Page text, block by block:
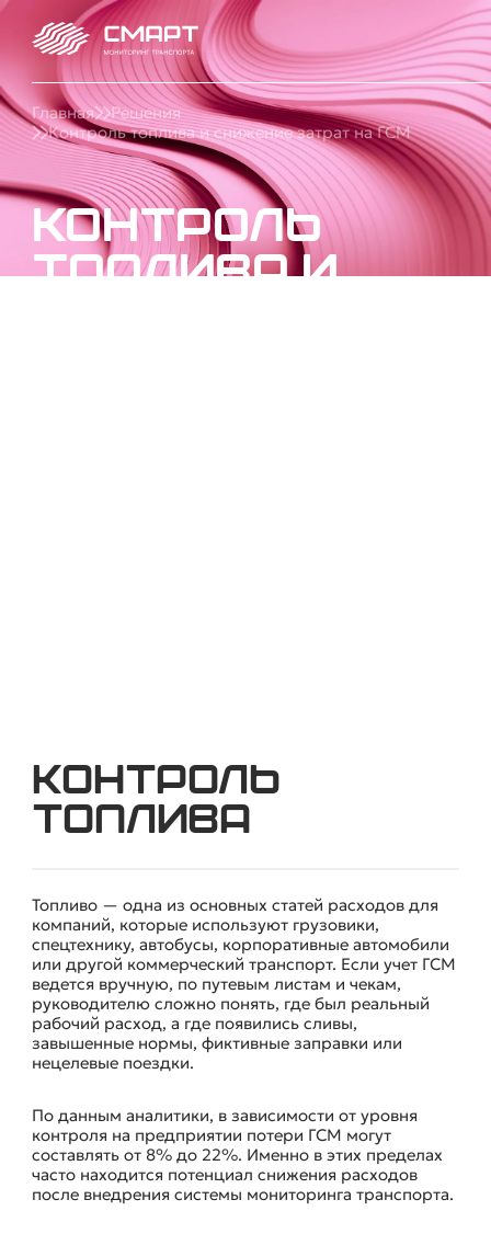
Главная
Решения
Контроль топлива и снижение затрат на ГСМ
Контроль
топлива и
Контроль
топлива
Топливо — одна из основных статей расходов для
компаний, которые используют грузовики,
спецтехнику, автобусы, корпоративные автомобили
или другой коммерческий транспорт. Если учет ГСМ
ведется вручную, по путевым листам и чекам,
руководителю сложно понять, где был реальный
рабочий расход, а где появились сливы,
завышенные нормы, фиктивные заправки или
нецелевые поездки.
По данным аналитики, в зависимости от уровня
контроля на предприятии потери ГСМ могут
составлять от 8% до 22%. Именно в этих пределах
часто находится потенциал снижения расходов
после внедрения системы мониторинга транспорта.